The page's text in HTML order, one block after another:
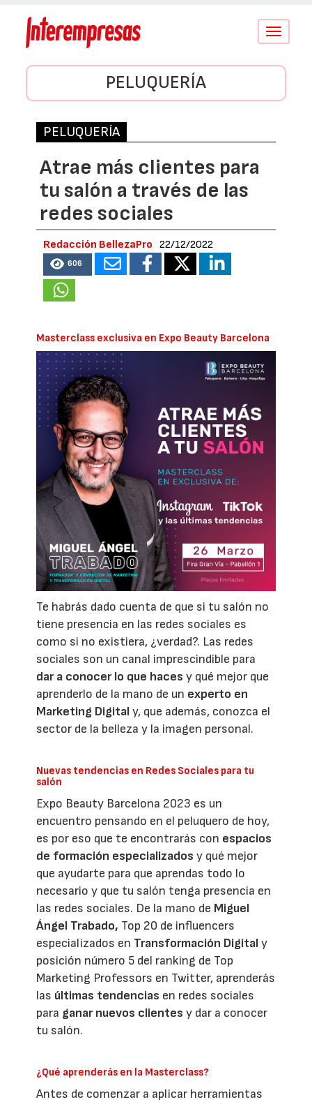
Conmutar
PELUQUERÍA
PELUQUERÍA
Atrae más clientes para
tu salón a través de las
redes sociales
Redacción BellezaPro 22/12/2022
606
Masterclass exclusiva en Expo Beauty Barcelona
Te habrás dado cuenta de que si tu salón no
tiene presencia en las redes sociales es
como si no existiera, ¿verdad?. Las redes
sociales son un canal imprescindible para
dar a conocer lo que haces y qué mejor que
aprenderlo de la mano de un experto en
Marketing Digitaly, que además, conozca el
sector de la belleza y la imagen personal.
Nuevas tendencias en Redes Sociales para tu
salón
Expo Beauty Barcelona 2023 es un
encuentro pensando en el peluquero de hoy,
es por eso que te encontrarás con espacios
de formación especializadosy qué mejor
que ayudarte para que aprendas todo lo
necesario y que tu salón tenga presencia en
las redes sociales. De la mano de Miguel
Ángel Trabado, Top 20 de influencers
especializados en Transformación Digitaly
posición número 5 del ranking de Top
Marketing Professors en Twitter, aprenderás
las últimas tendencias en redes sociales
para ganar nuevos clientes y dar a conocer
tu salón.
¿Qué aprenderás en la Masterclass?
Antes de comenzar a aplicar herramientas